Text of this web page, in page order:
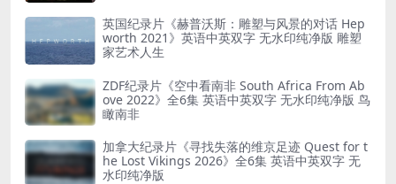
英国纪录片《赫普沃斯：雕塑与风景的对话 Hep
worth 2021》英语中英双字 无水印纯净版 雕塑
家艺术人生
ZDF纪录片《空中看南非 South Africa From Ab
ove 2022》全6集 英语中英双字 无水印纯净版 鸟
瞰南非
加拿大纪录片《寻找失落的维京足迹 Quest for t
he Lost Vikings 2026》全6集 英语中英双字 无
水印纯净版